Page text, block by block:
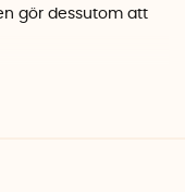
gör dessutom att
klipper själv till den
längd 70 cm.